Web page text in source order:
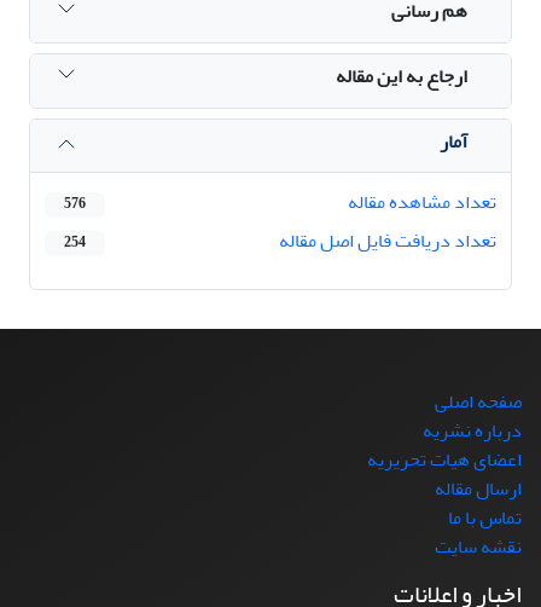
هم رسانی
ارجاع به این مقاله
آمار
تعداد مشاهده مقاله
576
تعداد دریافت فایل اصل مقاله 254
صفحه اصلی
درباره نشریه
اعضای هیات تحریریه
ارسال مقاله
تماس با ما
نقشه سایت
اخبار و اعلانات